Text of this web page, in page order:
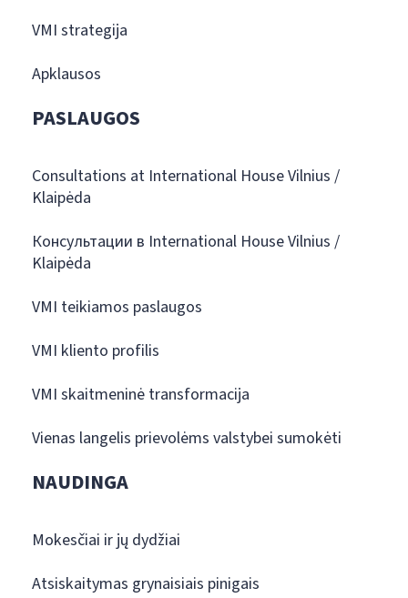
VMI strategija
Apklausos
PASLAUGOS
Consultations at International House Vilnius /
Klaipėda
Консультации в International House Vilnius /
Klaipėda
VMI teikiamos paslaugos
VMI kliento profilis
VMI skaitmeninė transformacija
Vienas langelis prievolėms valstybei sumokėti
NAUDINGA
Mokesčiai ir jų dydžiai
Atsiskaitymas grynaisiais pinigais